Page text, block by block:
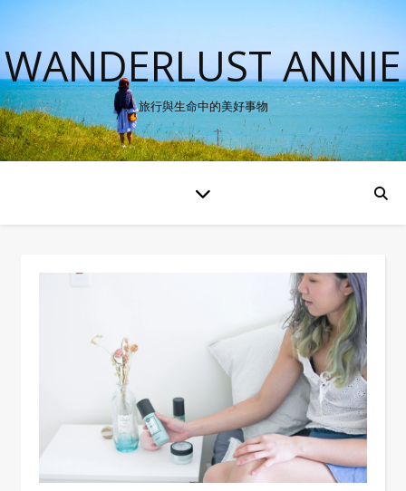
WANDERLUST ANNIE
旅行與生命中的美好事物